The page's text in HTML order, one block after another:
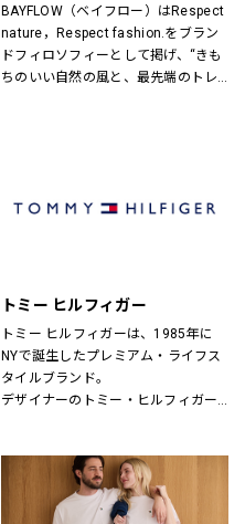
BAYFLOW（ベイフロー）はRespect
nature，Respect fashion.をブラン
ドフィロソフィーとして掲げ、“きも
ちのいい自然の風と、最先端のトレ
トミー ヒルフィガー
トミー ヒルフィガーは、1985年に
NYで誕生したプレミアム・ライフス
タイルブランド。
デザイナーのトミー・ヒルフィガー
にモダンなツイストを加えた、遊び
心と上品さが特徴です。